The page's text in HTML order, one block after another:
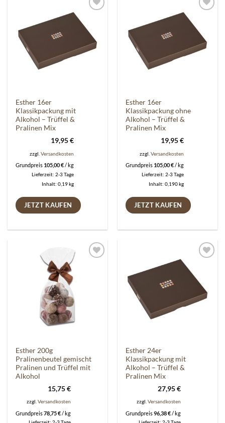
Auf die
Wunschliste
Esther 16er
Klassikpackung mit
Alkohol – Trüffel &
Pralinen Mix
19,95€
zzgl.Versandkosten
Grundpreis 105,00€/ kg
Lieferzeit:2-3 Tage
Inhalt: 0,19kg
JETZT KAUFEN
Auf die
Wunschliste
Esther 16er
Klassikpackung ohne
Alkohol – Trüffel &
Pralinen Mix
19,95€
zzgl.Versandkosten
Grundpreis 105,00€/ kg
Lieferzeit:2-3 Tage
Inhalt: 0,190kg
JETZT KAUFEN
Wunschliste
Esther 200g
Pralinenbeutel gemischt
Pralinen und Trüffel mit
Alkohol
15,75€
zzgl.Versandkosten
Grundpreis78,75€/kg
Wunschliste
Esther 24er
Klassikpackung mit
Alkohol – Trüffel &
Pralinen Mix
27,95€
zzgl.Versandkosten
Grundpreis96,38€/kg